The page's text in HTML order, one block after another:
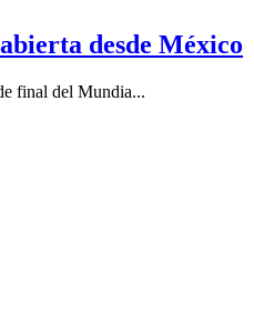
desde México
final del Mundia...